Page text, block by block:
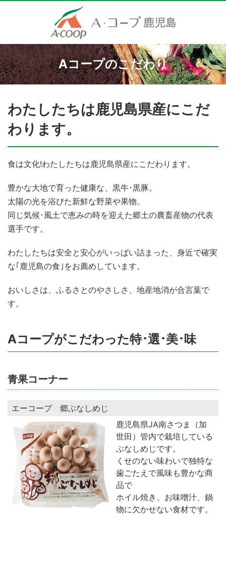
Aコープのこだわり
わたしたちは鹿児島県産にこだ
わります。
食は文化!わたしたちは鹿児島県産にこだわります。
豊かな大地で育った健康な、黒牛･黒豚。
太陽の光を浴びた新鮮な野菜や果物。
同じ気候･風土で恵みの時を迎えた郷土の農畜産物の代表
選手です。
わたしたちは安全と安心がいっぱい詰まった、身近で確実
な｢鹿児島の食｣をお薦めしています。
おいしさは、ふるさとのやさしさ、地産地消が合言葉で
す。
Aコープがこだわった特･選･美･味
青果コーナー
エーコープ 郷ぶなしめじ
鹿児島県JA南さつま（加
世田）管内で栽培している
ぶなしめじです。
くせのない味わいで独特な
歯ごたえで風味も豊かな商
品で
ホイル焼き、お味噌汁、鍋
物に欠かせない食材です。